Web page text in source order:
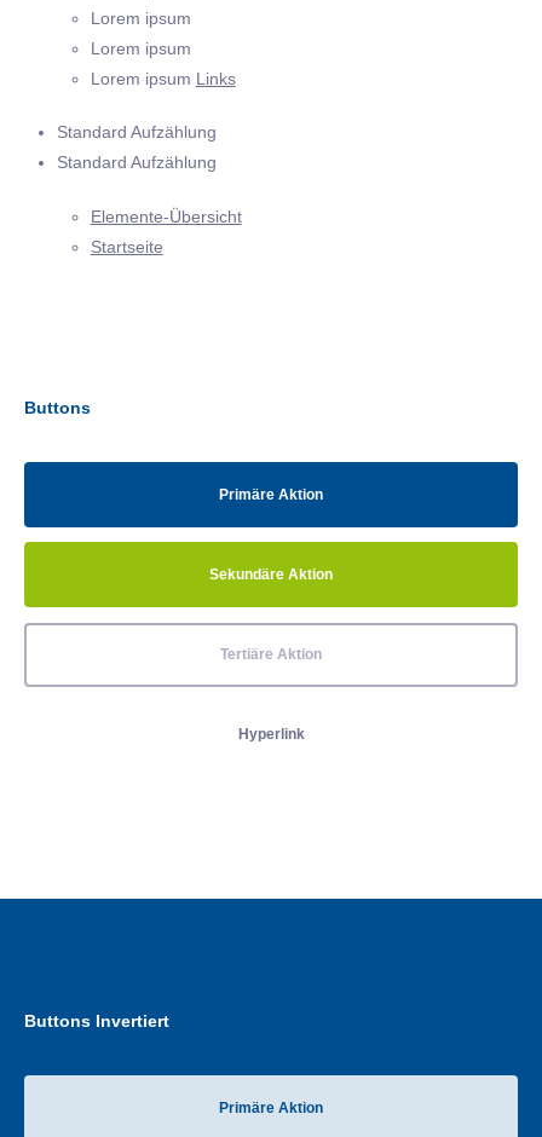
Lorem ipsum
Lorem ipsum
Lorem ipsum Links
Standard Aufzählung
Standard Aufzählung
Elemente-Übersicht
Startseite
Buttons
Primäre Aktion
Sekundäre Aktion
Tertiäre Aktion
Hyperlink
Buttons Invertiert
Primäre Aktion